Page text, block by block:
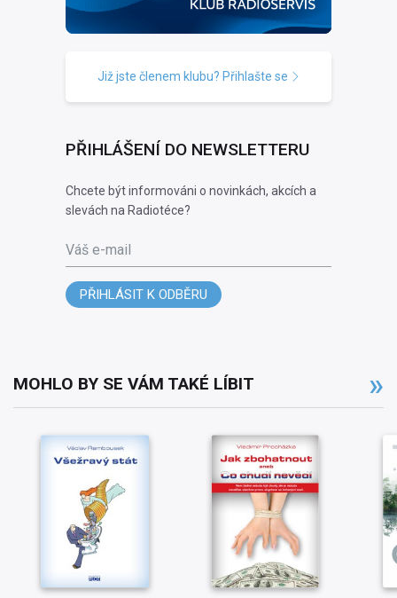
Již jste členem klubu? Přihlašte se
PŘIHLÁŠENÍ DO NEWSLETTERU
Chcete být informováni o novinkách, akcích a
slevách na Radiotéce?
Váš e-mail
PŘIHLÁSIT K ODBĚRU
MOHLO BY SE VÁM TAKÉ LÍBIT